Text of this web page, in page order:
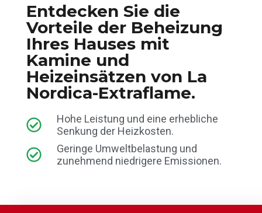
Entdecken Sie die
Vorteile der Beheizung
Ihres Hauses mit
Kamine und
Heizeinsätzen von La
Nordica-Extraflame.
Hohe Leistung und eine erhebliche
Senkung der Heizkosten.
Geringe Umweltbelastung und
zunehmend niedrigere Emissionen.